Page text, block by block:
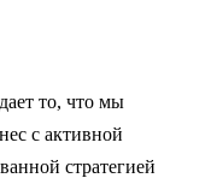
то, что мы
с активной
стратегией